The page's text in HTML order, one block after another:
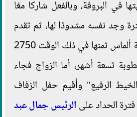
في البروفة، وبالفعل شاركا معًا
وجد نفسه مشدودًا لها، ثم تقدم
لخطبتها وقدّم لها دبلة ألماس ثمنها في ذلك الوقت 2750
تسعة أشهر، أما الزواج فجاء
الرفيع" وأُقيم حفل الزفاف
الحداد علىالرئيس جمال عبد